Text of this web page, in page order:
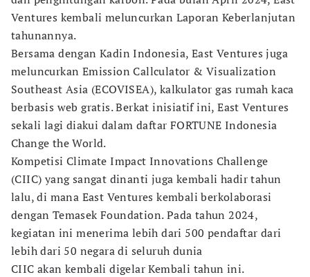
Ventures kembali meluncurkan Laporan Keberlanjutan
tahunannya.
Bersama dengan Kadin Indonesia, East Ventures juga
meluncurkan Emission Callculator & Visualization
Southeast Asia (ECOVISEA), kalkulator gas rumah kaca
berbasis web gratis. Berkat inisiatif ini, East Ventures
sekali lagi diakui dalam daftar FORTUNE Indonesia
Change the World.
Kompetisi Climate Impact Innovations Challenge
(CIIC) yang sangat dinanti juga kembali hadir tahun
lalu, di mana East Ventures kembali berkolaborasi
dengan Temasek Foundation. Pada tahun 2024,
kegiatan ini menerima lebih dari 500 pendaftar dari
lebih dari 50 negara di seluruh dunia
CIIC akan kembali digelar Kembali tahun ini.